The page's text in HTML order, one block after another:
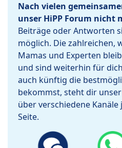
Nach vielen
unser HiPP Forum nicht
Beiträge oder Antworten
möglich. Die zahlreichen,
Mamas und Experten
und sind weiterhin für
auch künftig die
bekommst, steht dir unser
über verschiedene
Seite.